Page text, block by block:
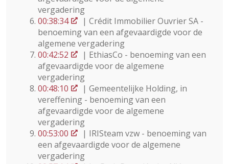
vergadering
00:38:34
| Crédit Immobilier Ouvrier SA -
benoeming van een afgevaardigde voor de
algemene vergadering
00:42:52
| EthiasCo - benoeming van een
afgevaardigde voor de algemene
vergadering
00:48:10
| Gemeentelijke Holding, in
vereffening - benoeming van een
afgevaardigde voor de algemene
vergadering
00:53:00
| IRISteam vzw - benoeming van
een afgevaardigde voor de algemene
vergadering